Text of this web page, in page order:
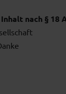
nach § 18